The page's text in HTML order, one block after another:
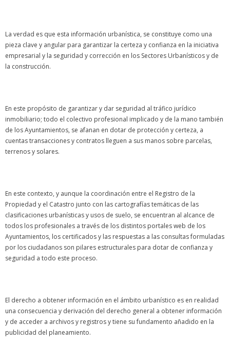
La verdad es que esta información urbanística, se constituye como una
pieza clave y angular para garantizar la certeza y confianza en la iniciativa
empresarial y la seguridad y corrección en los Sectores Urbanísticos y de
la construcción.
En este propósito de garantizar y dar seguridad al tráfico jurídico
inmobiliario; todo el colectivo profesional implicado y de la mano también
de los Ayuntamientos, se afanan en dotar de protección y certeza, a
cuentas transacciones y contratos lleguen a sus manos sobre parcelas,
terrenos y solares.
En este contexto, y aunque la coordinación entre el Registro de la
Propiedad y el Catastro junto con las cartografías temáticas de las
clasificaciones urbanísticas y usos de suelo, se encuentran al alcance de
todos los profesionales a través de los distintos portales web de los
Ayuntamientos, los certificados y las respuestas a las consultas formuladas
por los ciudadanos son pilares estructurales para dotar de confianza y
seguridad a todo este proceso.
El derecho a obtener información en el ámbito urbanístico es en realidad
una consecuencia y derivación del derecho general a obtener información
y de acceder a archivos y registros y tiene su fundamento añadido en la
publicidad del planeamiento.